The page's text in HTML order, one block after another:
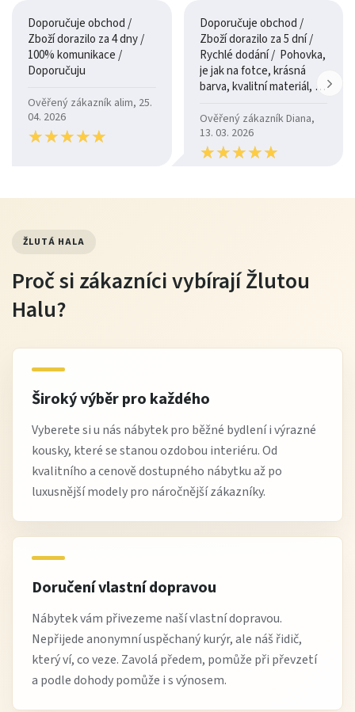
Doporučuje obchod /
Zboží dorazilo za 4 dny /
100% komunikace /
Doporučuju
Ověřený zákazník alim, 25.
04. 2026
★★★★★
★★★★★
Doporučuje obchod /
Zboží dorazilo za 5 dní /
Rychlé dodání / Pohovka,
je jak na fotce, krásná
barva, kvalitní materiál, a
Ověřený zákazník Diana,
13. 03. 2026
★★★★★
★★★★★
ŽLUTÁ HALA
Proč si zákazníci vybírají Žlutou
Halu?
Široký výběr pro každého
Vyberete si u nás nábytek pro běžné bydlení i výrazné
kousky, které se stanou ozdobou interiéru. Od
kvalitního a cenově dostupného nábytku až po
luxusnější modely pro náročnější zákazníky.
Doručení vlastní dopravou
Nábytek vám přivezeme naší vlastní dopravou.
Nepřijede anonymní uspěchaný kurýr, ale náš řidič,
který ví, co veze. Zavolá předem, pomůže při převzetí
a podle dohody pomůže i s výnosem.